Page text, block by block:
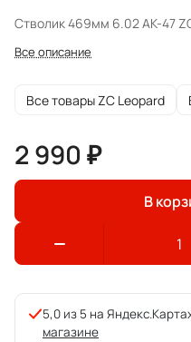
Стволик 469мм 6.02 AK-47
Все описание
Все товары ZC Leopard
2 990 ₽
В
5,0 из 5 на
магазине